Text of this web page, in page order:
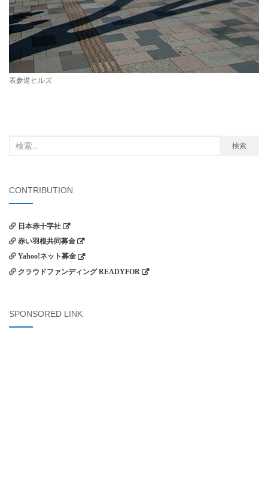
表参道ヒルズ
象:
検索
CONTRIBUTION
日本赤十字社
赤い羽根共同募金
Yahoo!ネット募金
クラウドファンディング READYFOR
SPONSORED LINK